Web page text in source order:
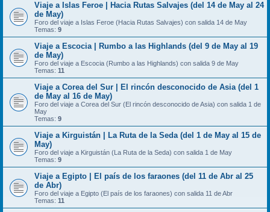
Viaje a Islas Feroe | Hacia Rutas Salvajes (del 14 de May al 24
de May)
Foro del viaje a Islas Feroe (Hacia Rutas Salvajes) con salida 14 de May
Temas: 9
Viaje a Escocia | Rumbo a las Highlands (del 9 de May al 19
de May)
Foro del viaje a Escocia (Rumbo a las Highlands) con salida 9 de May
Temas: 11
Viaje a Corea del Sur | El rincón desconocido de Asia (del 1
de May al 16 de May)
Foro del viaje a Corea del Sur (El rincón desconocido de Asia) con salida 1 de
May
Temas: 9
Viaje a Kirguistán | La Ruta de la Seda (del 1 de May al 15 de
May)
Foro del viaje a Kirguistán (La Ruta de la Seda) con salida 1 de May
Temas: 9
Viaje a Egipto | El país de los faraones (del 11 de Abr al 25
de Abr)
Foro del viaje a Egipto (El país de los faraones) con salida 11 de Abr
Temas: 11